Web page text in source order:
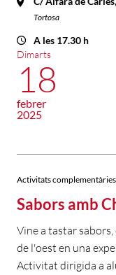
Tortosa
A les 17.30 h
Dimarts
18
febrer
2025
Activitats
Sabors amb
Vine a tastar
de l'oest en una
Activitat dirigida a